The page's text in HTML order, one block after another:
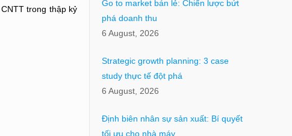
trong thập kỷ
Go to market bán lẻ: Chiến lược bứt
phá doanh thu
6 August, 2026
Strategic growth planning: 3 case
study thực tế đột phá
6 August, 2026
Định biên nhân sự sản xuất: Bí quyết
tối ưu cho nhà máy